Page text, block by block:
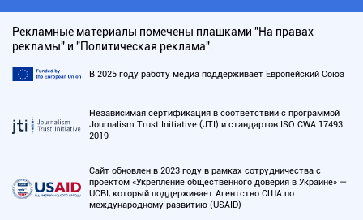
Рекламные материалы помечены плашками "На правах
рекламы" и "Политическая реклама".
В 2025 году работу медиа поддерживает Европейский Союз
Независимая сертификация в соответствии с программой
Journalism Trust Initiative (JTI) и стандартов ISO CWA 17493:
2019
Сайт обновлен в 2023 году в рамках сотрудничества с
проектом «Укрепление общественного доверия в Украине» —
UCBI, который поддерживает Агентство США по
международному развитию (USAID)